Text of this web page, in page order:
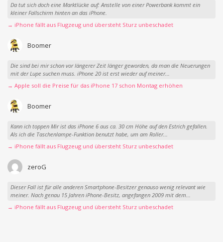
Da tut sich doch eine Marktlücke auf: Anstelle von einer Powerbank kommt ein
kleiner Fallschirm hinten an das iPhone.
→ iPhone fällt aus Flugzeug und übersteht Sturz unbeschadet
Boomer
Die sind bei mir schon vor längerer Zeit länger geworden, da man die Neuerungen
mit der Lupe suchen muss. iPhone 20 ist erst wieder auf meiner...
→ Apple soll die Preise für das iPhone 17 schon Montag erhöhen
Boomer
Kann ich toppen Mir ist das iPhone 6 aus ca. 30 cm Höhe auf den Estrich gefallen.
Als ich die Taschenlampe-Funktion benutzt habe, um am Roller...
→ iPhone fällt aus Flugzeug und übersteht Sturz unbeschadet
zeroG
Dieser Fall ist für alle anderen Smartphone-Besitzer genauso wenig relevant wie
meiner. Nach genau 15 Jahren iPhone-Besitz, angefangen 2009 mit dem...
→ iPhone fällt aus Flugzeug und übersteht Sturz unbeschadet